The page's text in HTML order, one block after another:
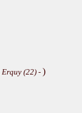
Erquy (22) - )